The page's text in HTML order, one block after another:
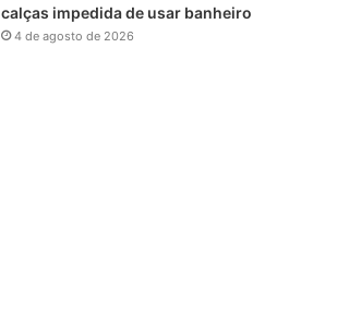
calças impedida de usar banheiro
4 de agosto de 2026